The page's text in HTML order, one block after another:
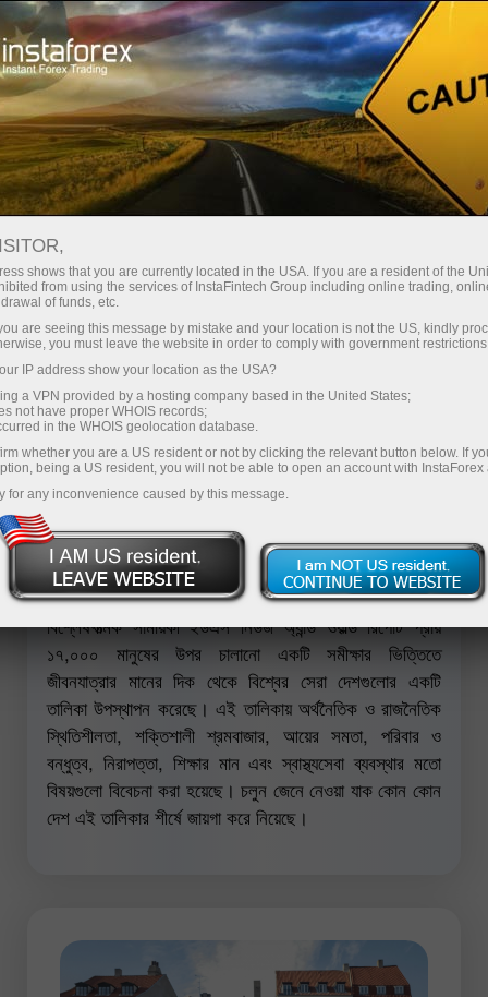
ট্রেডারদের জন্য Forex Analytics ছবি সংবাদ
12:41 2024-11-13
পৃথিবীর বুকে স্বর্গ: সেরা জীবনযাত্রার মানসম্পন্ন শীর্ষ
৫টি দেশ
ট্রেডিং অ্যাকাউন্ট খুলুন
ডেমো অ্যাকাউন্ট খুলুন
বিশ্লেষণাত্মক সাময়িকী ইউএস নিউজ অ্যান্ড ওয়ার্ল্ড রিপোর্ট প্রায়
১৭,০০০ মানুষের উপর চালানো একটি সমীক্ষার ভিত্তিতে
জীবনযাত্রার মানের দিক থেকে বিশ্বের সেরা দেশগুলোর একটি
তালিকা উপস্থাপন করেছে। এই তালিকায় অর্থনৈতিক ও রাজনৈতিক
স্থিতিশীলতা, শক্তিশালী শ্রমবাজার, আয়ের সমতা, পরিবার ও
বন্ধুত্ব, নিরাপত্তা, শিক্ষার মান এবং স্বাস্থ্যসেবা ব্যবস্থার মতো
বিষয়গুলো বিবেচনা করা হয়েছে। চলুন জেনে নেওয়া যাক কোন কোন
দেশ এই তালিকার শীর্ষে জায়গা করে নিয়েছে।
shows that you are currently located in the USA. If you are a resident of the
from using the services of InstaFintech Group including online trading,
of funds, etc.
are seeing this message by mistake and your location is not the US, kindly
you must leave the website in order to comply with government
IP address show your location as the USA?
a VPN provided by a hosting company based in the United States;
not have proper WHOIS records;
in the WHOIS geolocation database.
whether you are a US resident or not by clicking the relevant button below. If
being a US resident, you will not be able to open an account with InstaForex
for any inconvenience caused by this message.